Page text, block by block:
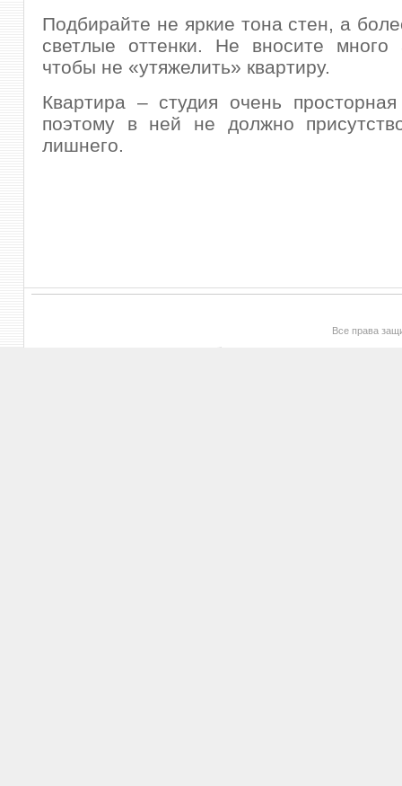
Подбирайте не яркие тона стен, а
светлые оттенки. Не вносите много
чтобы не «утяжелить» квартиру.
Квартира – студия очень
поэтому в ней не должно
лишнего.
Все права